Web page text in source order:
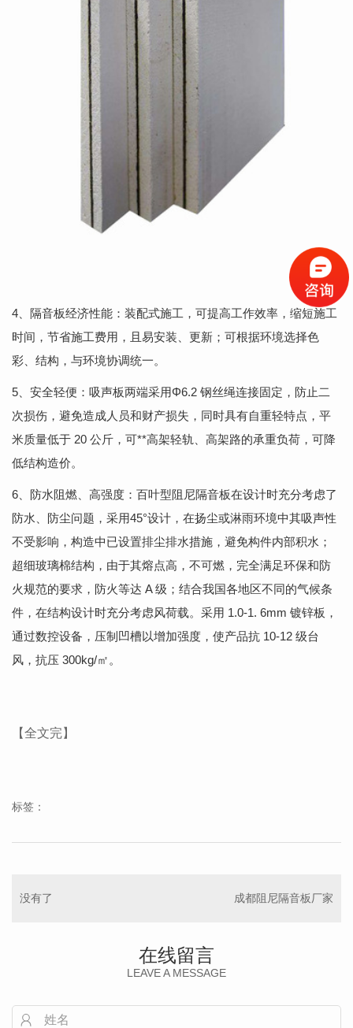
4、隔音板经济性能：装配式施工，可提高工作效率，缩短施工
时间，节省施工费用，且易安装、更新；可根据环境选择色
彩、结构，与环境协调统一。
5、安全轻便：吸声板两端采用Φ6.2 钢丝绳连接固定，防止二
次损伤，避免造成人员和财产损失，同时具有自重轻特点，平
米质量低于 20 公斤，可**高架轻轨、高架路的承重负荷，可降
低结构造价。
6、防水阻燃、高强度：百叶型阻尼隔音板在设计时充分考虑了
防水、防尘问题，采用45°设计，在扬尘或淋雨环境中其吸声性
不受影响，构造中已设置排尘排水措施，避免构件内部积水；
超细玻璃棉结构，由于其熔点高，不可燃，完全满足环保和防
火规范的要求，防火等达 A 级；结合我国各地区不同的气候条
件，在结构设计时充分考虑风荷载。采用 1.0-1. 6mm 镀锌板，
通过数控设备，压制凹槽以增加强度，使产品抗 10-12 级台
风，抗压 300kg/㎡。
【全文完】
标签：
没有了 成都阻尼隔音板厂家
在线留言
LEAVE A MESSAGE